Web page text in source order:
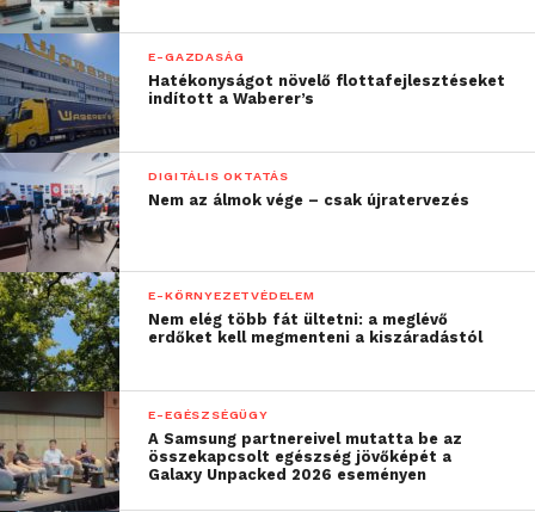
E-GAZDASÁG
Hatékonyságot növelő flottafejlesztéseket
indított a Waberer’s
DIGITÁLIS OKTATÁS
Nem az álmok vége – csak újratervezés
E-KÖRNYEZETVÉDELEM
Nem elég több fát ültetni: a meglévő
erdőket kell megmenteni a kiszáradástól
E-EGÉSZSÉGÜGY
A Samsung partnereivel mutatta be az
összekapcsolt egészség jövőképét a
Galaxy Unpacked 2026 eseményen